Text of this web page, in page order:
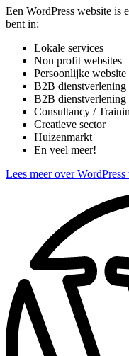
Een WordPress website is
bent in:
Lokale services
Non profit websites
Persoonlijke website
B2B dienstverlening
B2B dienstverlening
Consultancy /
Creatieve sector
Huizenmarkt
En veel meer!
Lees meer over